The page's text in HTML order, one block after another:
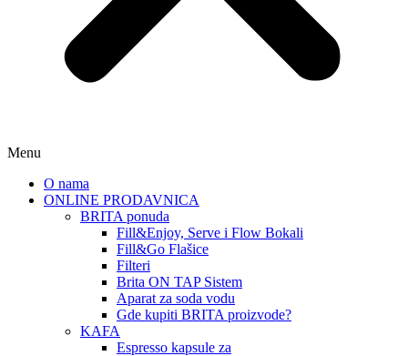
Menu
O nama
ONLINE PRODAVNICA
BRITA ponuda
Fill&Enjoy, Serve i Flow Bokali
Fill&Go Flašice
Filteri
Brita ON TAP Sistem
Aparat za soda vodu
Gde kupiti BRITA proizvode?
KAFA
Espresso kapsule za